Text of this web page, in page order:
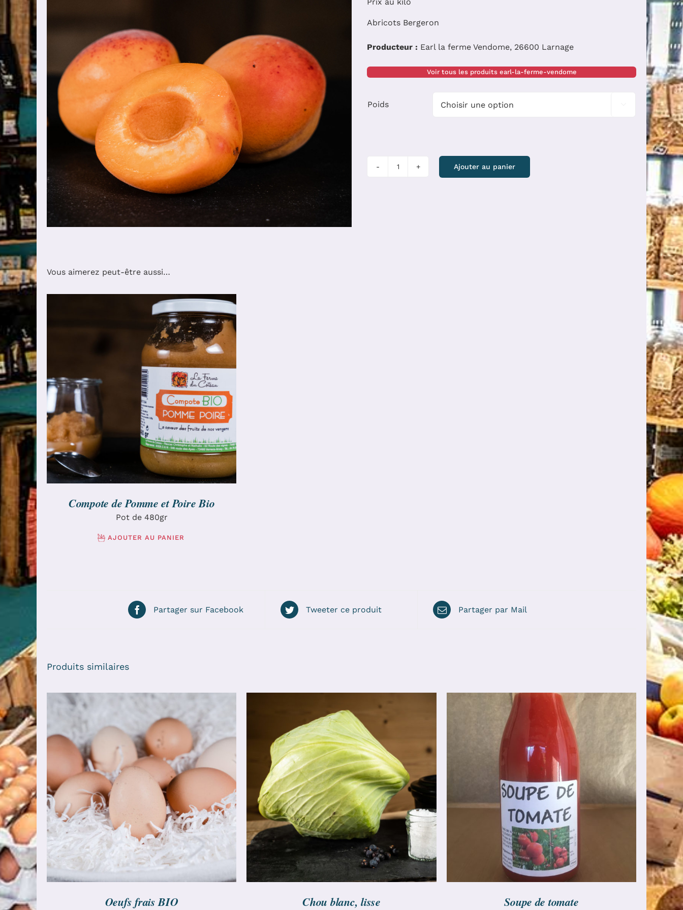
Abricots Bergeron
Producteur : Earl la ferme Vendome, 26600 Larnage
Voir tous les produits earl-la-ferme-vendome
Poids
quantité
Ajouter au panier
Vous aimerez peut-être aussi…
AJOUTER AU PANIER / DÉTAILS
Compote de Pomme et Poire Bio
Pot de 480gr
AJOUTER AU PANIER
Partager sur Facebook Tweeter ce produit Partager par Mail
Produits similaires
AJOUTER AU PANIER /
Oeufs frais BIO
CHOIX DES OPTIONS / DÉTAILS
Chou blanc, lisse
AJOUTER AU PANIER / DÉTAILS
Soupe de tomate